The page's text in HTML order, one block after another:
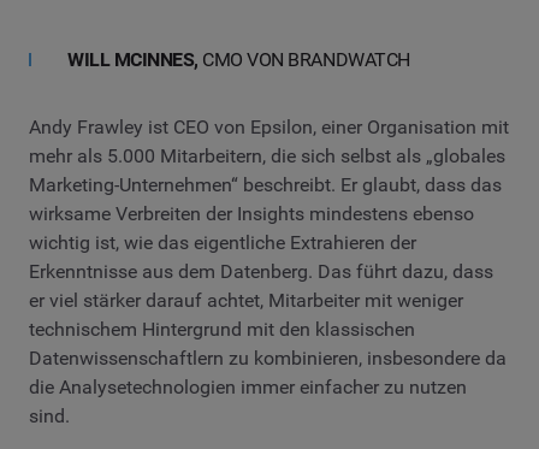
WILL MCINNES, CMO VON BRANDWATCH
Andy Frawley ist CEO von Epsilon, einer Organisation mit
mehr als 5.000 Mitarbeitern, die sich selbst als „globales
Marketing-Unternehmen“ beschreibt. Er glaubt, dass das
wirksame Verbreiten der Insights mindestens ebenso
wichtig ist, wie das eigentliche Extrahieren der
Erkenntnisse aus dem Datenberg. Das führt dazu, dass
er viel stärker darauf achtet, Mitarbeiter mit weniger
technischem Hintergrund mit den klassischen
Datenwissenschaftlern zu kombinieren, insbesondere da
die Analysetechnologien immer einfacher zu nutzen
sind.